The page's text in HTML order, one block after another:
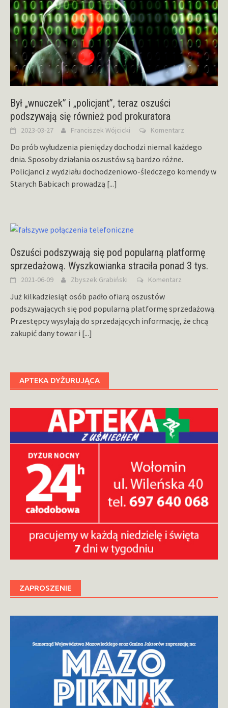
Był „wnuczek” i „policjant”, teraz oszuści
podszywają się również pod prokuratora
2023-03-27 Franciszek Wójcicki Komentarz
Do prób wyłudzenia pieniędzy dochodzi niemal każdego
dnia. Sposoby działania oszustów są bardzo różne.
Policjanci z wydziału dochodzeniowo-śledczego komendy w
Starych Babicach prowadzą [...]
Oszuści podszywają się pod popularną platformę
sprzedażową. Wyszkowianka straciła ponad 3 tys.
2021-06-09 Zbyszek Grabiński Komentarz
Już kilkadziesiąt osób padło ofiarą oszustów
podszywających się pod popularną platformę sprzedażową.
Przestępcy wysyłają do sprzedających informację, że chcą
zakupić dany towar i [...]
APTEKA DYŻURUJĄCA
ZAPROSZENIE